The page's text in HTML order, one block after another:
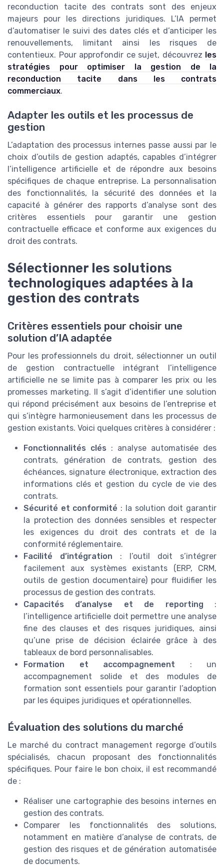
reconduction tacite des contrats sont des enjeux
majeurs pour les directions juridiques. L’IA permet
d’automatiser le suivi des dates clés et d’anticiper les
renouvellements, limitant ainsi les risques de
contentieux. Pour approfondir ce sujet, découvrez les
stratégies pour optimiser la gestion de la
reconduction tacite dans les contrats
commerciaux.
Adapter les outils et les processus de
gestion
L’adaptation des processus internes passe aussi par le
choix d’outils de gestion adaptés, capables d’intégrer
l’intelligence artificielle et de répondre aux besoins
spécifiques de chaque entreprise. La personnalisation
des fonctionnalités, la sécurité des données et la
capacité à générer des rapports d’analyse sont des
critères essentiels pour garantir une gestion
contractuelle efficace et conforme aux exigences du
droit des contrats.
Sélectionner les solutions
technologiques adaptées à la
gestion des contrats
Critères essentiels pour choisir une
solution d’IA adaptée
Pour les professionnels du droit, sélectionner un outil
de gestion contractuelle intégrant l’intelligence
artificielle ne se limite pas à comparer les prix ou les
promesses marketing. Il s’agit d’identifier une solution
qui répond précisément aux besoins de l’entreprise et
qui s’intègre harmonieusement dans les processus de
gestion existants. Voici quelques critères à considérer :
Fonctionnalités clés : analyse automatisée des
contrats, génération de contrats, gestion des
échéances, signature électronique, extraction des
informations clés et gestion du cycle de vie des
contrats.
Sécurité et conformité : la solution doit garantir
la protection des données sensibles et respecter
les exigences du droit des contrats et de la
conformité réglementaire.
Facilité d’intégration : l’outil doit s’intégrer
facilement aux systèmes existants (ERP, CRM,
outils de gestion documentaire) pour fluidifier les
processus de gestion des contrats.
Capacités d’analyse et de reporting :
l’intelligence artificielle doit permettre une analyse
fine des clauses et des risques juridiques, ainsi
qu’une prise de décision éclairée grâce à des
tableaux de bord personnalisables.
Formation et accompagnement : un
accompagnement solide et des modules de
formation sont essentiels pour garantir l’adoption
par les équipes juridiques et opérationnelles.
Évaluation des solutions du marché
Le marché du contract management regorge d’outils
spécialisés, chacun proposant des fonctionnalités
spécifiques. Pour faire le bon choix, il est recommandé
de :
Réaliser une cartographie des besoins internes en
gestion des contrats.
Comparer les fonctionnalités des solutions,
notamment en matière d’analyse de contrats, de
gestion des risques et de génération automatisée
de documents.